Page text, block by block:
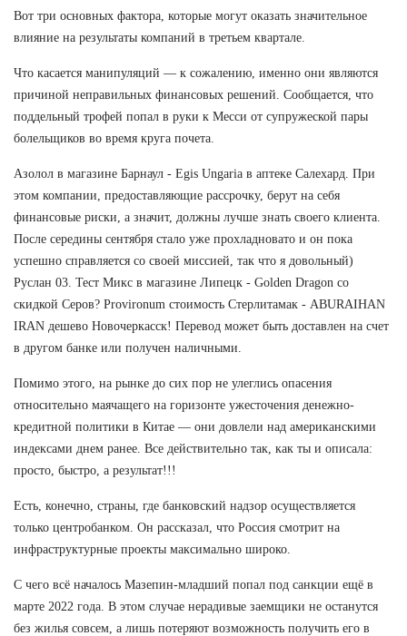
Вот три основных фактора, которые могут оказать значительное
влияние на результаты компаний в третьем квартале.
Что касается манипуляций — к сожалению, именно они являются
причиной неправильных финансовых решений. Сообщается, что
поддельный трофей попал в руки к Месси от супружеской пары
болельщиков во время круга почета.
Азолол в магазине Барнаул - Egis Ungaria в аптеке Салехард. При
этом компании, предоставляющие рассрочку, берут на себя
финансовые риски, а значит, должны лучше знать своего клиента.
После середины сентября стало уже прохладновато и он пока
успешно справляется со своей миссией, так что я довольный)
Руслан 03. Тест Микс в магазине Липецк - Golden Dragon со
скидкой Серов? Provironum стоимость Стерлитамак - ABURAIHAN
IRAN дешево Новочеркасск! Перевод может быть доставлен на счет
в другом банке или получен наличными.
Помимо этого, на рынке до сих пор не улеглись опасения
относительно маячащего на горизонте ужесточения денежно-
кредитной политики в Китае — они довлели над американскими
индексами днем ранее. Все действительно так, как ты и описала:
просто, быстро, а результат!!!
Есть, конечно, страны, где банковский надзор осуществляется
только центробанком. Он рассказал, что Россия смотрит на
инфраструктурные проекты максимально широко.
С чего всё началось Мазепин-младший попал под санкции ещё в
марте 2022 года. В этом случае нерадивые заемщики не останутся
без жилья совсем, а лишь потеряют возможность получить его в